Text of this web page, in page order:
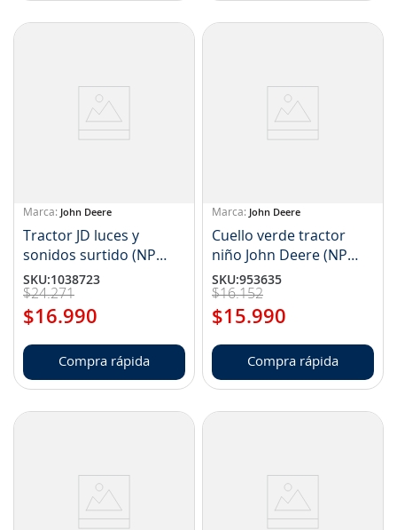
John Deere
Tractor JD luces y
sonidos surtido (NP
11LP73808I)
SKU:1038723
$24.271
$16.990
Compra rápida
John Deere
Cuello verde tractor
niño John Deere (NP
LP76872)
SKU:953635
$16.152
$15.990
Compra rápida